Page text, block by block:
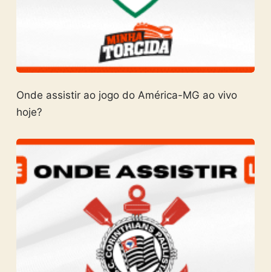
Onde assistir ao jogo do América-MG ao vivo
hoje?